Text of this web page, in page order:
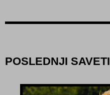
POSLEDNJI SAVETI